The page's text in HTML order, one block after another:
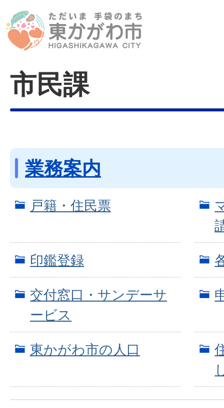
市民課
業務案内
戸籍・住民票
印鑑登録
交付窓口・サンデーサ
ービス
東かがわ市の人口